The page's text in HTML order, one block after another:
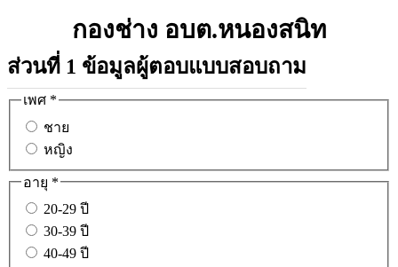
กองช่าง อบต.หนองสนิท
ส่วนที่ 1 ข้อมูลผู้ตอบแบบสอบถาม
เพศ *
ชาย
หญิง
อายุ *
20-29 ปี
30-39 ปี
40-49 ปี